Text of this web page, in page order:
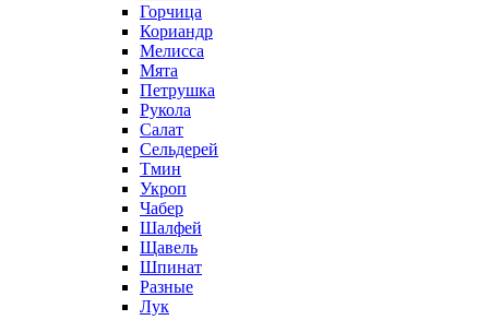
Горчица
Кориандр
Мелисса
Мята
Петрушка
Рукола
Салат
Сельдерей
Тмин
Укроп
Чабер
Шалфей
Щавель
Шпинат
Разные
Лук